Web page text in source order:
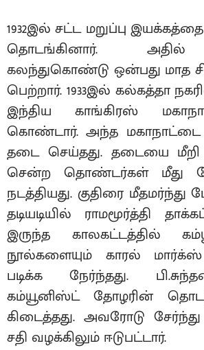
1932இல் சட்ட மறுப்பு
தொடங்கினார். அதில்
கலந்துகொண்டு ஒன்பது
பெற்றார். 1933இல் கல்கத்தா
இந்திய காங்கிரஸ்
கொண்டார். அந்த மகாநாட்டை
தடை செய்தது. தடையை மீறி
சென்ற தொண்டர்கள் மீது
நடத்தியது. குதிரை
தடியடியில் ராமமூர்த்தி
இருந்த காலகட்டத்தில்
நூல்களையும் காரல்
படிக்க நேர்ந்தது.
கம்யூனிஸ்ட் தோழரின்
கிடைத்தது. அவரோடு
சதி வழக்கிலும் ஈடுபட்டார்.